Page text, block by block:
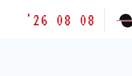
胶'26 08 08